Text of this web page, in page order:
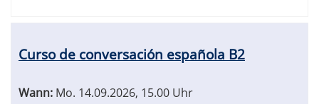
Curso de conversación española B2
Wann: Mo. 14.09.2026, 15.00 Uhr